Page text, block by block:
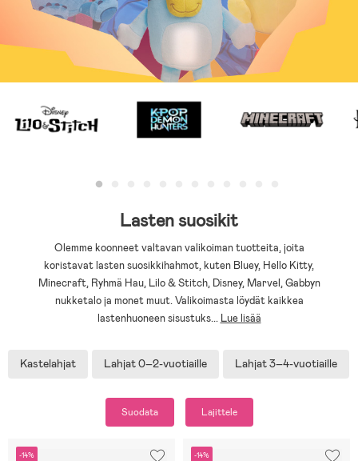
Lasten suosikit
Olemme koonneet valtavan valikoiman tuotteita, joita
koristavat lasten suosikkihahmot, kuten Bluey, Hello Kitty,
Minecraft, Ryhmä Hau, Lilo & Stitch, Disney, Marvel, Gabbyn
nukketalo ja monet muut. Valikoimasta löydät kaikkea
lastenhuoneen sisustuks... Lue lisää
Kastelahjat Lahjat 0–2-vuotiaille Lahjat 3–4-vuotiaille
Suodata Lajittele
-14% -14%